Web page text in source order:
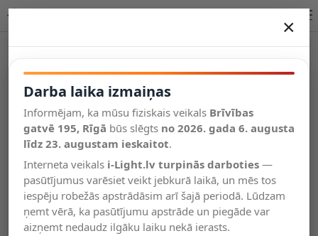
Salīdzināt
Vēlmju
saraksts
Valodas
×
Darba laika izmaiņas
Informējam, ka mūsu fiziskais veikals Brīvības
gatvē 195, Rīgā būs slēgts no 2026. gada 6. augusta
līdz 23. augustam ieskaitot.
Interneta veikals i-Light.lv turpinās darboties —
pasūtījumus varēsiet veikt jebkurā laikā, un mēs tos
iespēju robežās apstrādāsim arī šajā periodā. Lūdzam
ņemt vērā, ka pasūtījumu apstrāde un piegāde var
aizņemt nedaudz ilgāku laiku nekā ierasts.